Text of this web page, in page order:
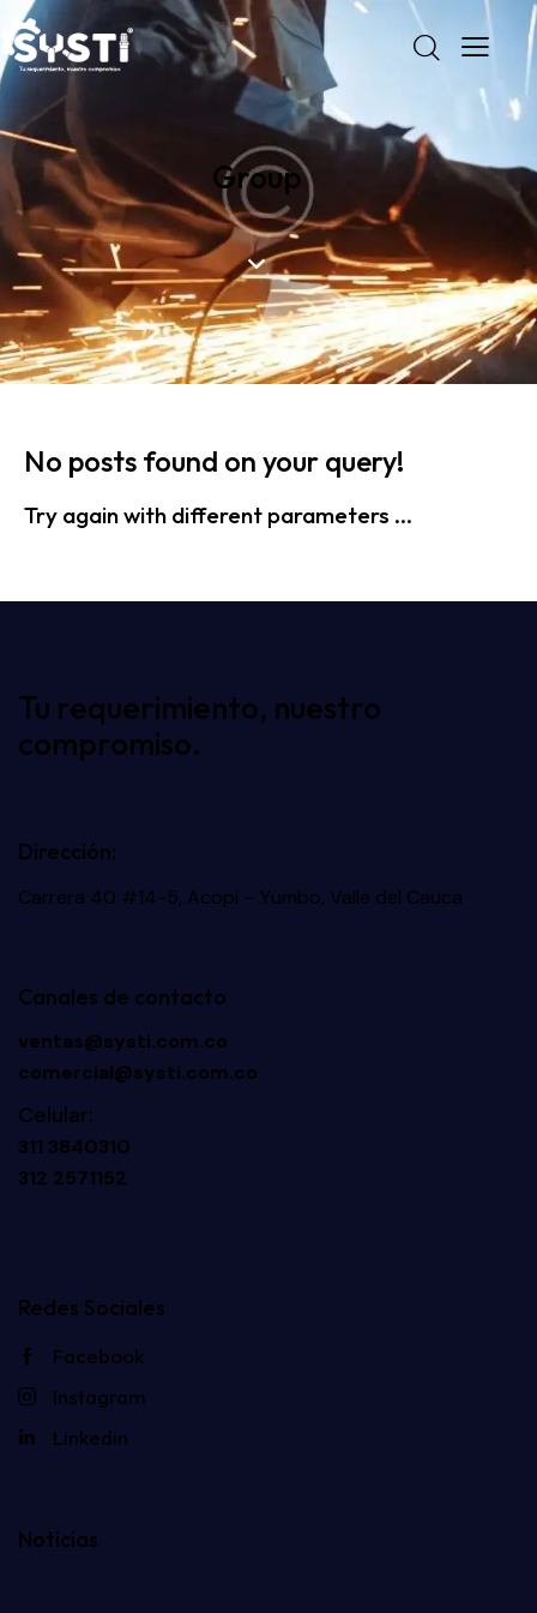
Group
No posts found on your query!
Try again with different parameters ...
Tu requerimiento, nuestro
compromiso.
Dirección:
Carrera 40 #14-5, Acopi – Yumbo, Valle del Cauca
Canales de contacto
ventas@systi.com.co
comercial@systi.com.co
Celular:
311 3840310
312 2571152
Redes Sociales
Facebook
Instagram
Linkedin
Noticias